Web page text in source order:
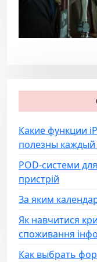
Какие функции
полезны каждый
POD-системи
пристрій
За яким
Як навчитися
споживання
Как выбрать